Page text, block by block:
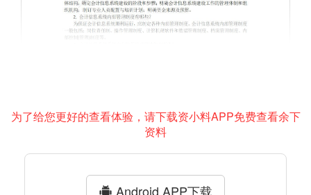
为了给您更好的查看体验，请下载资小料APP免费查看余下
资料
Android APP下载